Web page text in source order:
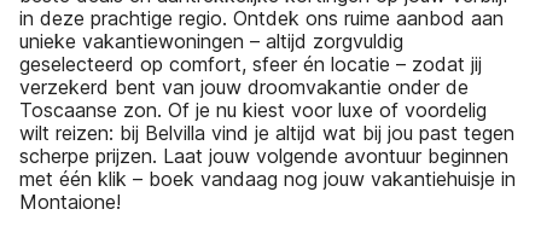
in deze prachtige regio. Ontdek ons ruime aanbod aan
unieke vakantiewoningen – altijd zorgvuldig
geselecteerd op comfort, sfeer én locatie – zodat jij
verzekerd bent van jouw droomvakantie onder de
Toscaanse zon. Of je nu kiest voor luxe of voordelig
wilt reizen: bij Belvilla vind je altijd wat bij jou past tegen
scherpe prijzen. Laat jouw volgende avontuur beginnen
met één klik – boek vandaag nog jouw vakantiehuisje in
Montaione!